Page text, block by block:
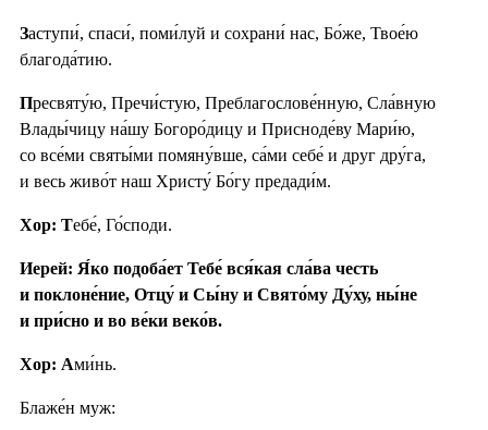
Заступи́, спаси́, поми́луй и сохрани́ нас, Бо́же, Твое́ю
благода́тию.
Пресвяту́ю, Пречи́стую, Преблагослове́нную, Сла́вную
Влады́чицу на́шу Богоро́дицу и Присноде́ву Мари́ю,
со все́ми святы́ми помяну́вше, са́ми себе́ и друг дру́га,
и весь живо́т наш Христу́ Бо́гу предади́м.
Хор: Тебе́, Го́споди.
Иерей: Я́ко подоба́ет Тебе́ вся́кая сла́ва честь
и поклоне́ние, Отцу́ и Сы́ну и Свято́му Ду́ху, ны́не
и при́сно и во ве́ки веко́в.
Хор: Ами́нь.
Блаже́н муж: